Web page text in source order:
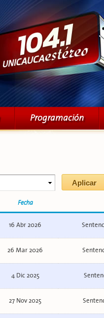
Programación
Fecha
16 Abr 2026
26 Mar 2026
4 Dic 2025
27 Nov 2025